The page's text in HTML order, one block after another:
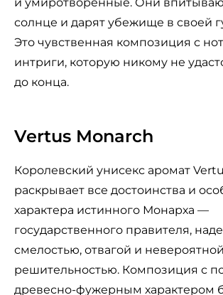
солнце и дарят убежище в своей
Это чувственная композиция с
интриги, которую никому не
до конца.
Vertus Monarch
Королевский унисекс аромат
раскрывает все достоинства и
характера истинного Монарха —
государственного правителя,
смелостью, отвагой и невероятной
решительностью. Композиция с
древесно-фужерным характером